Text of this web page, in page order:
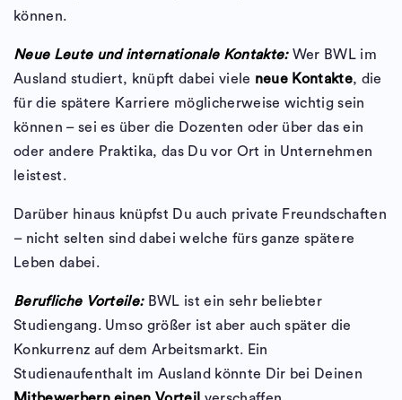
können.
Neue Leute und internationale Kontakte: Wer BWL im
Ausland studiert, knüpft dabei viele neue Kontakte, die
für die spätere Karriere möglicherweise wichtig sein
können – sei es über die Dozenten oder über das ein
oder andere Praktika, das Du vor Ort in Unternehmen
leistest.
Darüber hinaus knüpfst Du auch private Freundschaften
– nicht selten sind dabei welche fürs ganze spätere
Leben dabei.
Berufliche Vorteile: BWL ist ein sehr beliebter
Studiengang. Umso größer ist aber auch später die
Konkurrenz auf dem Arbeitsmarkt. Ein
Studienaufenthalt im Ausland könnte Dir bei Deinen